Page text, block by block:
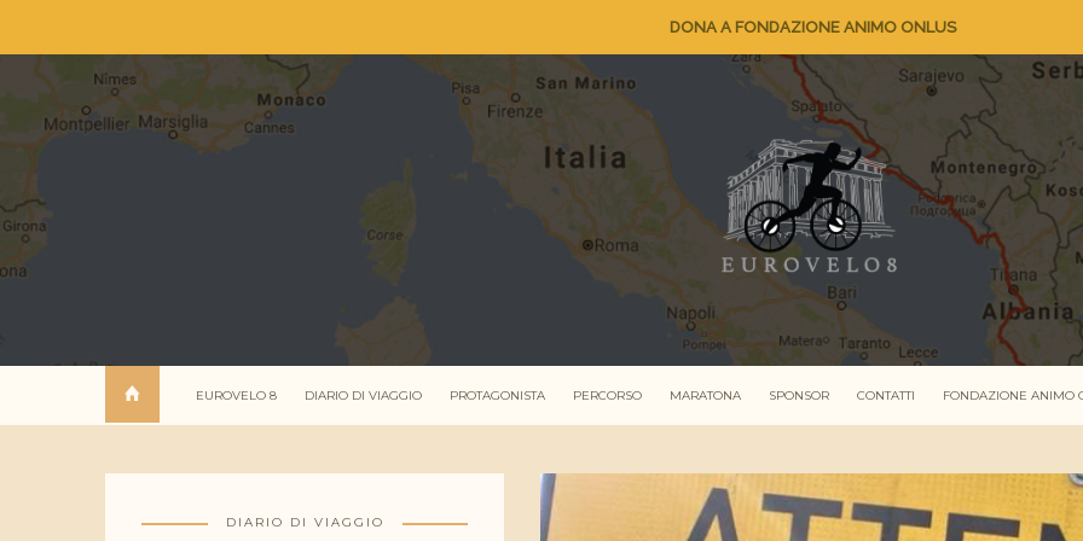
DONA A FONDAZIONE ANIMO ONLUS
EUROVELO 8 DIARIO DI VIAGGIO PROTAGONISTA PERCORSO MARATONA SPONSOR CONTATTI FONDAZIONE ANIMO
DIARIO DI VIAGGIO